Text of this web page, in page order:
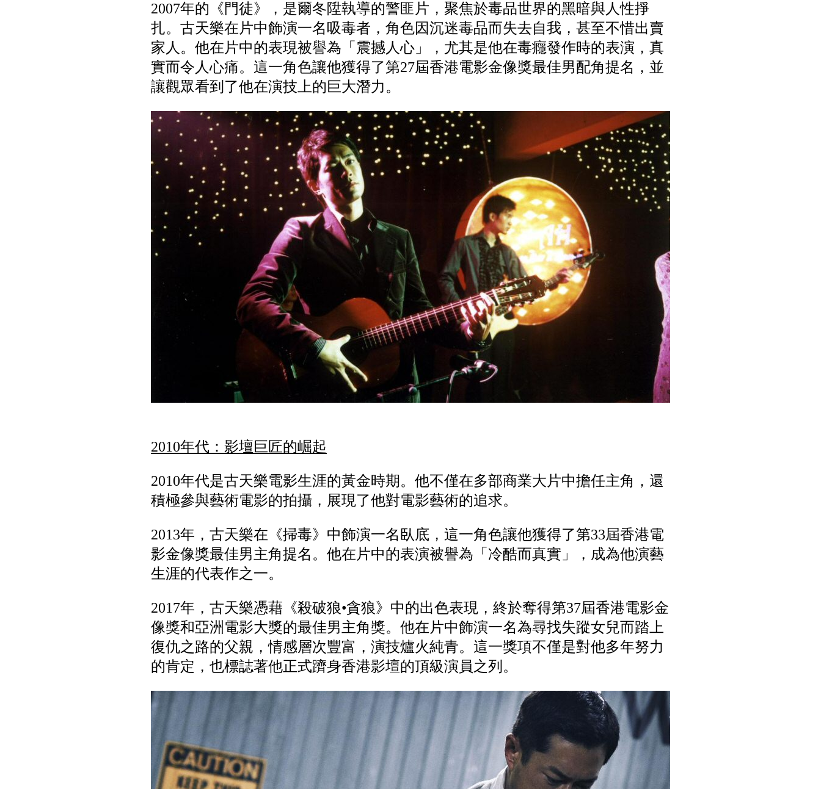
2007年的《門徒》，是爾冬陞執導的警匪片，聚焦於毒品世界的黑暗與人性掙
扎。古天樂在片中飾演一名吸毒者，角色因沉迷毒品而失去自我，甚至不惜出賣
家人。他在片中的表現被譽為「震撼人心」，尤其是他在毒癮發作時的表演，真
實而令人心痛。這一角色讓他獲得了第27屆香港電影金像獎最佳男配角提名，並
讓觀眾看到了他在演技上的巨大潛力。
2010年代：影壇巨匠的崛起
2010年代是古天樂電影生涯的黃金時期。他不僅在多部商業大片中擔任主角，還
積極參與藝術電影的拍攝，展現了他對電影藝術的追求。
2013年，古天樂在《掃毒》中飾演一名臥底，這一角色讓他獲得了第33屆香港電
影金像獎最佳男主角提名。他在片中的表演被譽為「冷酷而真實」，成為他演藝
生涯的代表作之一。
2017年，古天樂憑藉《殺破狼•貪狼》中的出色表現，終於奪得第37屆香港電影金
像獎和亞洲電影大獎的最佳男主角獎。他在片中飾演一名為尋找失蹤女兒而踏上
復仇之路的父親，情感層次豐富，演技爐火純青。這一獎項不僅是對他多年努力
的肯定，也標誌著他正式躋身香港影壇的頂級演員之列。